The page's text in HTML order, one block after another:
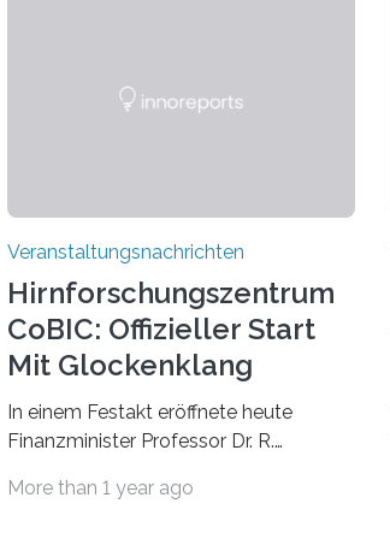
Veranstaltungsnachrichten
Hirnforschungszentrum
CoBIC: Offizieller Start
Mit Glockenklang
In einem Festakt eröffnete heute
Finanzminister Professor Dr. R.
Imaging Center (CoBIC) auf dem
More than 1 year ago